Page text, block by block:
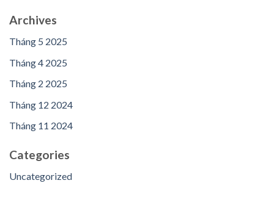
Archives
Tháng 5 2025
Tháng 4 2025
Tháng 2 2025
Tháng 12 2024
Tháng 11 2024
Categories
Uncategorized